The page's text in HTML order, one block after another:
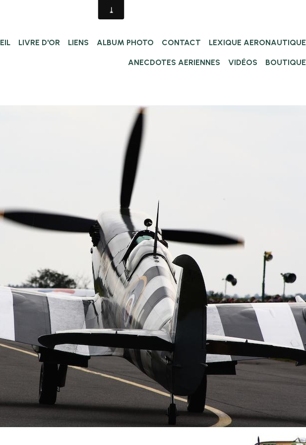
LIVRE D'OR LIENS ALBUM PHOTO CONTACT LEXIQUE AERONAUTIQUE
ANECDOTES AERIENNES VIDÉOS BOUTIQUE